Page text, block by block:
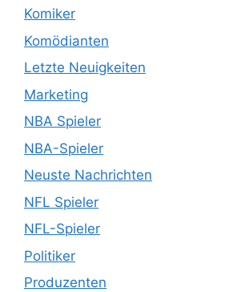
Komiker
Komödianten
Letzte Neuigkeiten
Marketing
NBA Spieler
NBA-Spieler
Neuste Nachrichten
NFL Spieler
NFL-Spieler
Politiker
Produzenten